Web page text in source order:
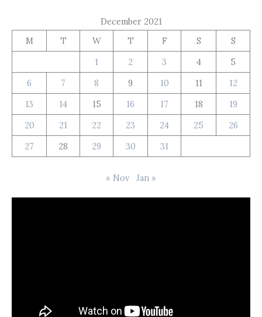
December 2021
M
T W T F S
S
1
2 3 4
5
6
7 8 9 10 11
12
13
14 15 16 17 18
19
20
21 22 23 24 25
26
27
28 29 30 31
« Nov Jan »